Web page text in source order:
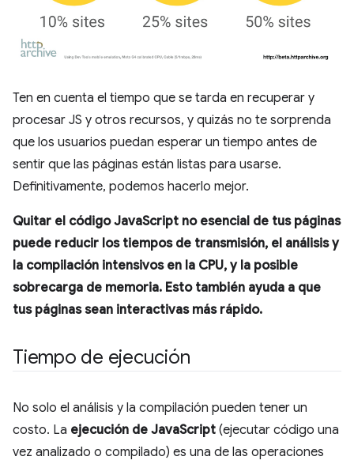
Ten en cuenta el tiempo que se tarda en recuperar y
procesar JS y otros recursos, y quizás no te sorprenda
que los usuarios puedan esperar un tiempo antes de
sentir que las páginas están listas para usarse.
Definitivamente, podemos hacerlo mejor.
Quitar el código JavaScript no esencial de tus páginas
puede reducir los tiempos de transmisión, el análisis y
la compilación intensivos en la CPU, y la posible
sobrecarga de memoria. Esto también ayuda a que
tus páginas sean interactivas más rápido.
Tiempo de ejecución
No solo el análisis y la compilación pueden tener un
costo. La ejecución de JavaScript (ejecutar código una
vez analizado o compilado) es una de las operaciones